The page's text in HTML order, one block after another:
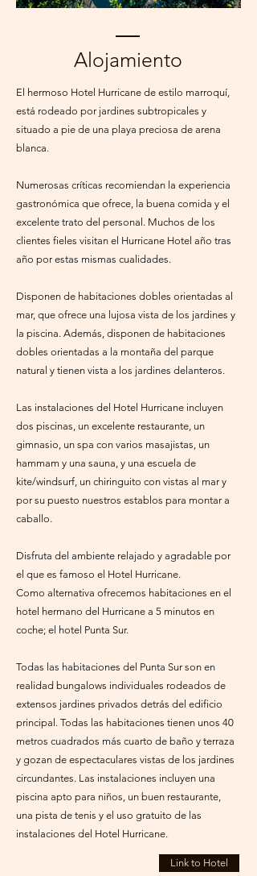
Hotel Hurricane Tarifa
Alojamiento
El hermoso Hotel Hurricane de estilo marroquí,
está rodeado por jardines subtropicales y
situado a pie de una playa preciosa de arena
blanca.
Numerosas críticas recomiendan la experiencia
gastronómica que ofrece, la buena comida y el
excelente trato del personal. Muchos de los
clientes fieles visitan el Hurricane Hotel año tras
año por estas mismas cualidades.
Disponen de habitaciones dobles orientadas al
mar, que ofrece una lujosa vista de los jardines y
la piscina. Además, disponen de habitaciones
dobles orientadas a la montaña del parque
natural y tienen vista a los jardines delanteros.
Las instalaciones del Hotel Hurricane incluyen
dos piscinas, un excelente restaurante, un
gimnasio, un spa con varios masajistas, un
hammam y una sauna, y una escuela de
kite/windsurf, un chiringuito con vistas al mar y
por su puesto nuestros establos para montar a
caballo.
Disfruta del ambiente relajado y agradable por
el que es famoso el Hotel Hurricane.
Como alternativa ofrecemos habitaciones en el
hotel hermano del Hurricane a 5 minutos en
coche; el hotel Punta Sur.
Todas las habitaciones del Punta Sur son en
realidad bungalows individuales rodeados de
extensos jardines privados detrás del edificio
principal. Todas las habitaciones tienen unos 40
metros cuadrados más cuarto de baño y terraza
y gozan de espectaculares vistas de los jardines
circundantes. Las instalaciones incluyen una
piscina apto para niños, un buen restaurante,
una pista de tenis y el uso gratuito de las
instalaciones del Hotel Hurricane.
Link to Hotel